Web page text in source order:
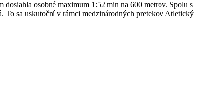
osobné maximum 1:52 min na 600 metrov. Spolu s
To sa uskutoční v rámci medzinárodných pretekov Atletický